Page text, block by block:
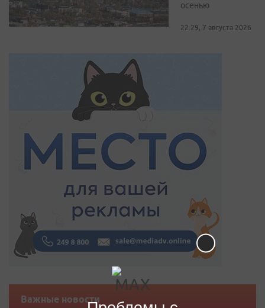
осенью
22:29, 7 августа 2026
Важные новости